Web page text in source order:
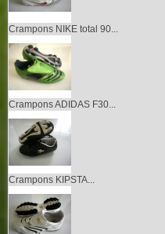
Crampons NIKE total 90...
Crampons ADIDAS F30...
Crampons KIPSTA...